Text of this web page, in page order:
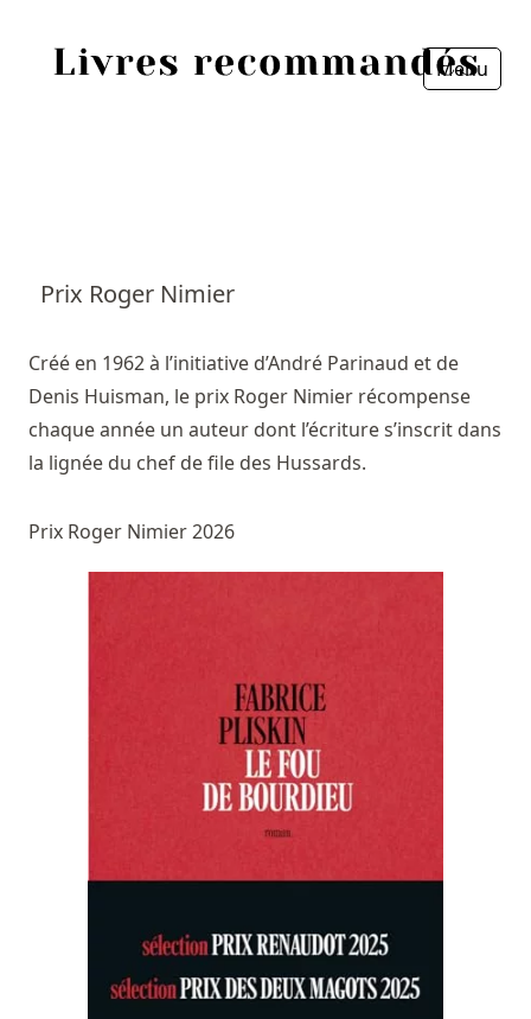
Menu
Prix Roger Nimier
Créé en 1962 à l’initiative d’André Parinaud et de
Denis Huisman, le prix Roger Nimier récompense
chaque année un auteur dont l’écriture s’inscrit dans
la lignée du chef de file des Hussards.
Prix Roger Nimier 2026
Livres
Livres les plus recommandés
Prix littéraires
Fermer